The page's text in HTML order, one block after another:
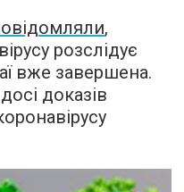
,
розслідує
вже завершена.
доказів